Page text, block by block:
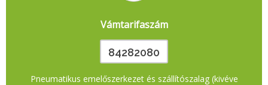
Vámtarifaszám
84282080
Pneumatikus emelőszerkezet és szállítószalag (kivéve